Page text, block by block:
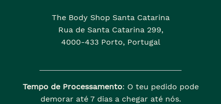
The Body Shop Santa Catarina
Rua de Santa Catarina 299,
4000-433 Porto, Portugal
Tempo de Processamento: O teu pedido pode
demorar até 7 dias a chegar até nós.